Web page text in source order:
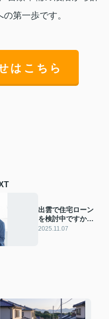
第一歩です。
はこちら
出雲で住宅ローン
を検討中ですか？
基本知識と選び方
2025.11.07